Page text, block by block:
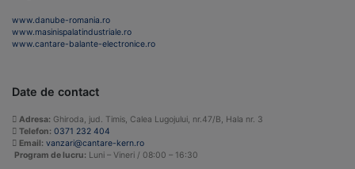
www.danube-romania.ro
www.masinispalatindustriale.ro
www.cantare-balante-electronice.ro
Date de contact
Adresa: Ghiroda, jud. Timis, Calea Lugojului, nr.47/B, Hala nr. 3
Telefon: 0371 232 404
Email: vanzari@cantare-kern.ro
Program de lucru: Luni – Vineri / 08:00 – 16:30